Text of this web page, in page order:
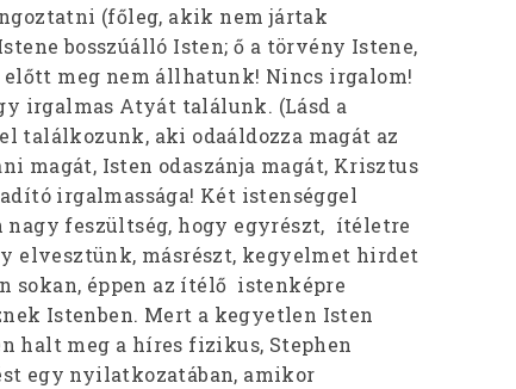
(főleg, akik nem jártak
bosszúálló Isten; ő a törvény Istene,
előtt meg nem állhatunk! Nincs irgalom!
irgalmas Atyát találunk. (Lásd a
találkozunk, aki odaáldozza magát az
magát, Isten odaszánja magát, Krisztus
irgalmassága! Két istenséggel
nagy feszültség, hogy egyrészt, ítéletre
elvesztünk, másrészt, kegyelmet hirdet
sokan, éppen az ítélő istenképre
Istenben. Mert a kegyetlen Isten
halt meg a híres fizikus, Stephen
egy nyilatkozatában, amikor